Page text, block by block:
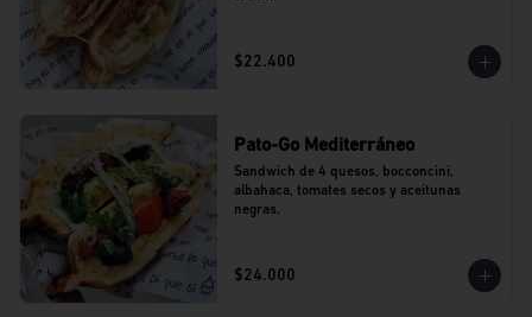
$22.400
Pato-Go Mediterráneo
Sandwich de 4 quesos, bocconcini,
albahaca, tomates secos y aceitunas
negras.
$24.000